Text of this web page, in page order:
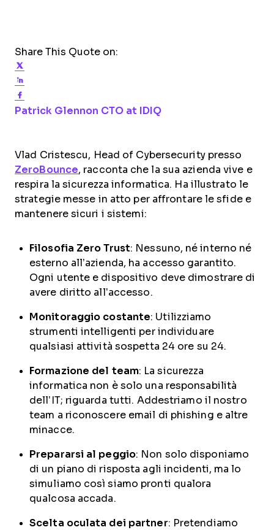
Share This Quote on:
Patrick Glennon Opens new window
CTO at IDIQOpens new window
Vlad Cristescu, Head of Cybersecurity presso
ZeroBounce, racconta che la sua azienda vive e
respira la sicurezza informatica. Ha illustrato le
strategie messe in atto per affrontare le sfide e
mantenere sicuri i sistemi:
Filosofia Zero Trust: Nessuno, né interno né
esterno all’azienda, ha accesso garantito.
Ogni utente e dispositivo deve dimostrare di
avere diritto all’accesso.
Monitoraggio costante: Utilizziamo
strumenti intelligenti per individuare
qualsiasi attività sospetta 24 ore su 24.
Formazione del team: La sicurezza
informatica non è solo una responsabilità
dell’IT; riguarda tutti. Addestriamo il nostro
team a riconoscere email di phishing e altre
minacce.
Prepararsi al peggio: Non solo disponiamo
di un piano di risposta agli incidenti, ma lo
simuliamo così siamo pronti qualora
qualcosa accada.
Scelta oculata dei partner: Pretendiamo